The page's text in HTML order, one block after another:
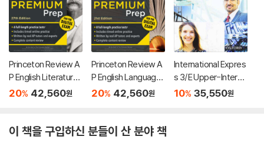
Princeton Review A
P English Literature
& Composition Pre
s + Digital Practice
20% 42,560원
Princeton Review A
P English Language
& Composition Pre
s + Digital Practice
20% 42,560원
International Expres
s 3/E Upper-Interm
ediate Student Boo
10% 35,550원
이 책을 구입하신 분들이 산 분야 책